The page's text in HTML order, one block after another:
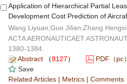
Application of Hierarchical Partial
Development Cost Prediction of
Wang Liyuan;Guo Jilian;Zhang Hengxi
ACTA AERONAUTICAET
1380-1384.
Abstract （8127） PDF（pc）
Save
Related Articles | Metrics |Comments